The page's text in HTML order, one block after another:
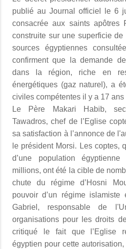
publié au Journal officiel le 6
consacrée aux saints apôtres
construite sur une superficie
sources égyptiennes
confirment que la demande
dans la région, riche en
énergétiques (gaz naturel), a
civiles compétentes il y a 17 ans
Le Père Makari Habib,
Tawadros, chef de l’Eglise
sa satisfaction à l’annonce de
le président Morsi. Les coptes,
d’une population
millions, ont été la cible de
chute du régime d’Hosni
pouvoir d’un régime
Gabriel, responsable de
organisations pour les droits
critiqué le fait que l’Eglise
égyptien pour cette